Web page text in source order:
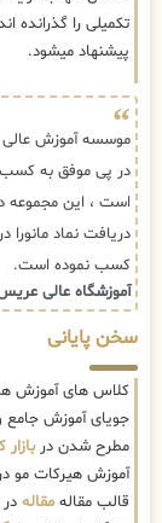
پیشنهاد میشود.
کسب نموده است.
آموزشگاه عالی
سخن پایانی
کلاس های آموزش
جویای آموزش
مطرح شدن در
آموزش هیرکات مو
قالب مقاله مقاله